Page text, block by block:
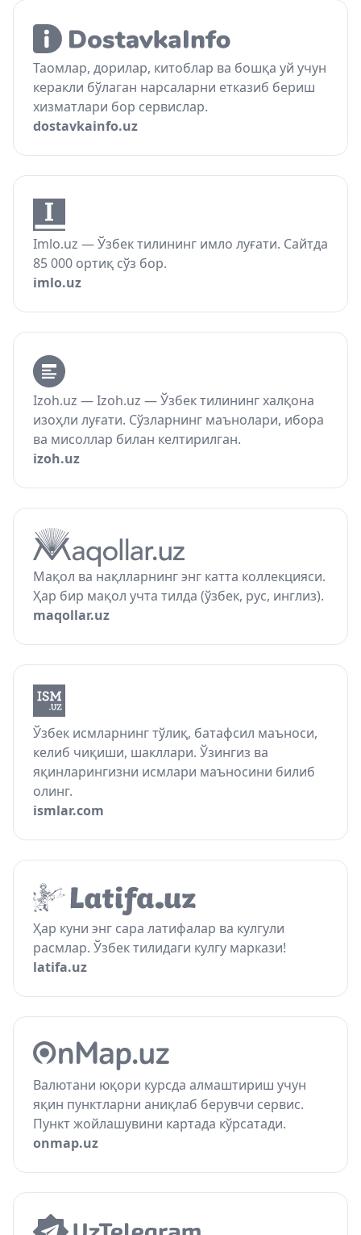
Таомлар, дорилар, китоблар ва бошқа уй учун
керакли бўлаган нарсаларни етказиб бериш
хизматлари бор сервислар.
dostavkainfo.uz
Imlo.uz — Ўзбек тилининг имло луғати. Сайтда
85 000 ортиқ сўз бор.
imlo.uz
Izoh.uz — Izoh.uz — Ўзбек тилининг халқона
изоҳли луғати. Сўзларнинг маънолари, ибора
ва мисоллар билан келтирилган.
izoh.uz
Мақол ва нақлларнинг энг катта коллекцияси.
Ҳар бир мақол учта тилда (ўзбек, рус, инглиз).
maqollar.uz
Ўзбек исмларнинг тўлиқ, батафсил маъноси,
келиб чиқиши, шакллари. Ўзингиз ва
яқинларингизни исмлари маъносини билиб
олинг.
ismlar.com
Ҳар куни энг сара латифалар ва кулгули
расмлар. Ўзбек тилидаги кулгу маркази!
latifa.uz
Валютани юқори курсда алмаштириш учун
яқин пунктларни аниқлаб берувчи сервис.
Пункт жойлашувини картада кўрсатади.
onmap.uz